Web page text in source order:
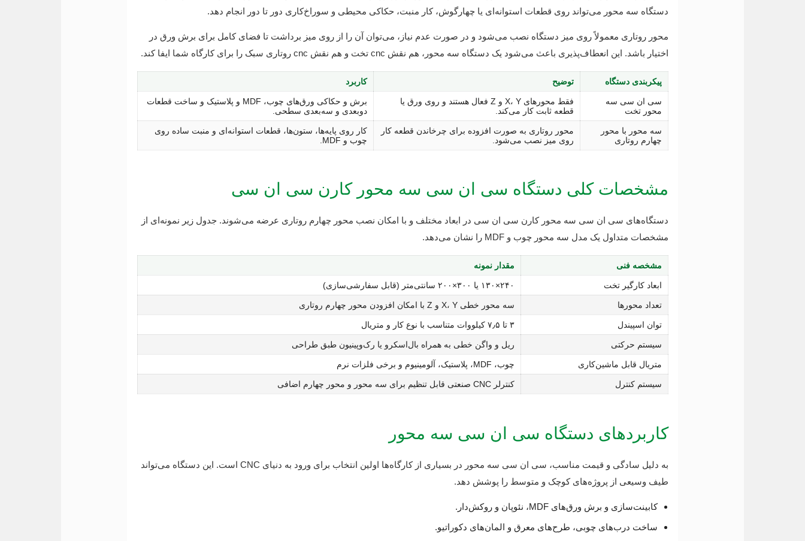
دستگاه سه محور می‌تواند روی قطعات استوانه‌ای یا چهارگوش، کار منبت، حکاکی محیطی و سوراخ‌کاری دور تا دور انجام دهد.
محور روتاری معمولاً روی میز دستگاه نصب می‌شود و در صورت عدم نیاز، می‌توان آن را از روی میز برداشت تا فضای کامل برای برش ورق در
اختیار باشد. این انعطاف‌پذیری باعث می‌شود یک دستگاه سه محور، هم نقش cnc تخت و هم نقش cnc روتاری سبک را برای کارگاه شما ایفا کند.
پیکربندی دستگاه توضیح کاربرد
سی ان سی سه
محور تخت
فقط محورهای X، Y و Z فعال هستند و روی ورق یا
قطعه ثابت کار می‌کند.
برش و حکاکی ورق‌های چوب، MDF و پلاستیک و ساخت قطعات
دوبعدی و سه‌بعدی سطحی.
سه محور با محور
چهارم روتاری
محور روتاری به صورت افزوده برای چرخاندن قطعه کار
روی میز نصب می‌شود.
کار روی پایه‌ها، ستون‌ها، قطعات استوانه‌ای و منبت ساده روی
چوب و MDF.
مشخصات کلی دستگاه سی ان سی سه محور کارن سی ان سی
دستگاه‌های سی ان سی سه محور کارن سی ان سی در ابعاد مختلف و با امکان نصب محور چهارم روتاری عرضه می‌شوند. جدول زیر نمونه‌ای از
مشخصات متداول یک مدل سه محور چوب و MDF را نشان می‌دهد.
مشخصه فنی مقدار نمونه
ابعاد کارگیر تخت ۲۴۰×۱۳۰ یا ۳۰۰×۲۰۰ سانتی‌متر (قابل سفارشی‌سازی)
تعداد محورها سه محور خطی X، Y و Z با امکان افزودن محور چهارم روتاری
توان اسپیندل ۳ تا ۷٫۵ کیلووات متناسب با نوع کار و متریال
سیستم حرکتی ریل و واگن خطی به همراه بال‌اسکرو یا رک‌و‌پینیون طبق طراحی
متریال قابل ماشین‌کاری چوب، MDF، پلاستیک، آلومینیوم و برخی فلزات نرم
سیستم کنترل کنترلر CNC صنعتی قابل تنظیم برای سه محور و محور چهارم اضافی
کاربردهای دستگاه سی ان سی سه محور
به دلیل سادگی و قیمت مناسب، سی ان سی سه محور در بسیاری از کارگاه‌ها اولین انتخاب برای ورود به دنیای CNC است. این دستگاه می‌تواند
طیف وسیعی از پروژه‌های کوچک و متوسط را پوشش دهد.
کابینت‌سازی و برش ورق‌های MDF، نئوپان و روکش‌دار.
ساخت درب‌های چوبی، طرح‌های معرق و المان‌های دکوراتیو.